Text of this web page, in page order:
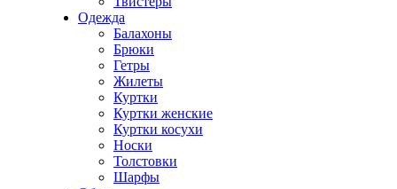
Одежда
Балахоны
Брюки
Гетры
Жилеты
Куртки
Куртки женские
Куртки косухи
Носки
Толстовки
Шарфы